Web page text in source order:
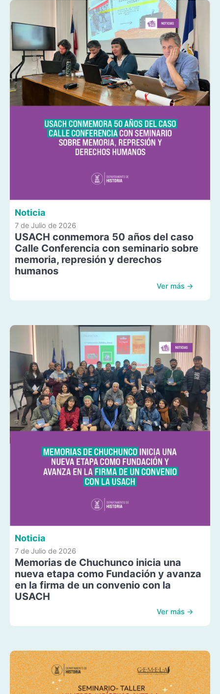
Noticia
7 de Julio de 2026
USACH conmemora 50 años del caso
Calle Conferencia con seminario sobre
memoria, represión y derechos
humanos
Ver más →
Noticia
7 de Julio de 2026
Memorias de Chuchunco inicia una
nueva etapa como Fundación y avanza
en la firma de un convenio con la
USACH
Ver más →